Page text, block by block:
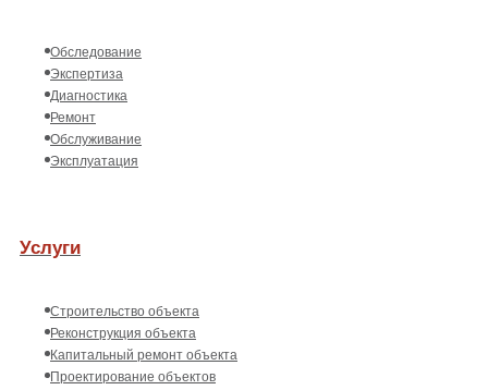
Обследование
Экспертиза
Диагностика
Ремонт
Обслуживание
Эксплуатация
Услуги
Строительство объекта
Реконструкция объекта
Капитальный ремонт объекта
Проектирование объектов